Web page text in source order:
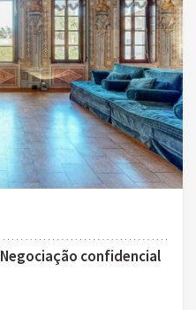
Negociação confidencial